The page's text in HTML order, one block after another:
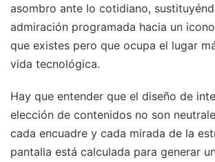
asombro ante lo cotidiano,
admiración programada hacia un
que existes pero que ocupa el lugar
vida tecnológica.
Hay que entender que el diseño de
elección de contenidos no son
cada encuadre y cada mirada de la
pantalla está calculada para generar